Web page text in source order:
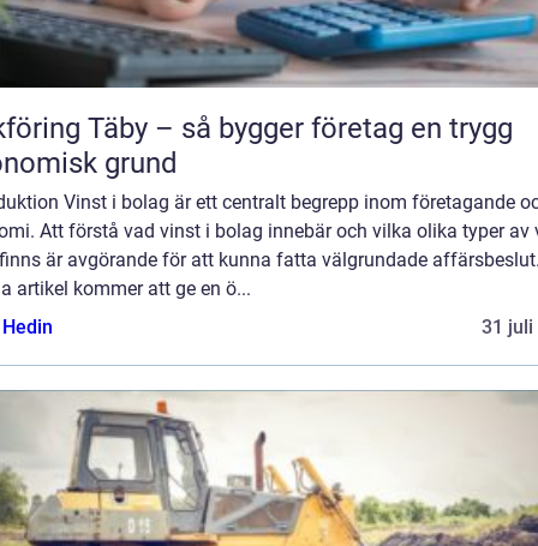
Täby – så bygger företag en trygg
grund
Vinst i bolag är ett centralt begrepp inom företagande
Att förstå vad vinst i bolag innebär och vilka olika typer av
är avgörande för att kunna fatta välgrundade
artikel kommer att ge en ö...
31 juli